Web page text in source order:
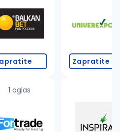
1 oglas
Zapratite